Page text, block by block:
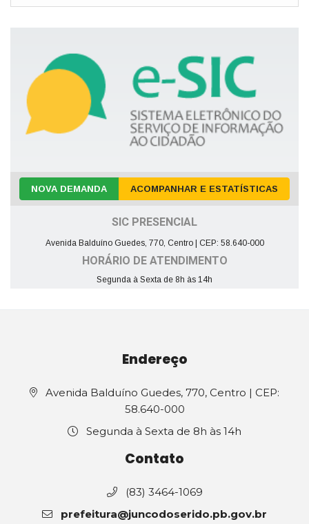
NOVA DEMANDA ACOMPANHAR E ESTATÍSTICAS
SIC PRESENCIAL
Avenida Balduíno Guedes, 770, Centro | CEP: 58.640-000
HORÁRIO DE ATENDIMENTO
Segunda à Sexta de 8h às 14h
Endereço
Avenida Balduíno Guedes, 770, Centro | CEP:
58.640-000
Segunda à Sexta de 8h às 14h
Contato
(83) 3464-1069
prefeitura@juncodoserido.pb.gov.br